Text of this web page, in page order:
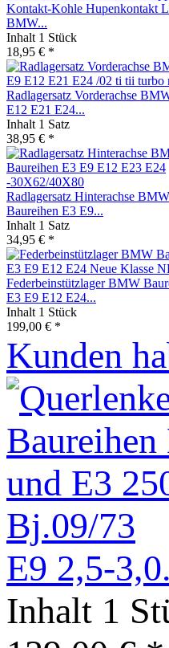
Kontakt-Kohle Hupenkontakt
BMW...
Inhalt 1 Stück
18,95 € *
Radlagersatz Vorderachse
E12 E21 E24...
Inhalt 1 Satz
38,95 € *
Radlagersatz Hinterachse BMW
Baureihen E3 E9...
Inhalt 1 Satz
34,95 € *
Federbeinstützlager BMW
E3 E9 E12 E24...
Inhalt 1 Stück
199,00 € *
Kunden
E9 2,5-
Inhalt 1